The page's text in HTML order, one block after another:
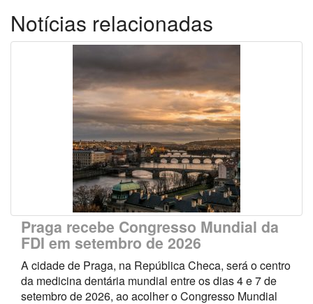
Notícias relacionadas
Praga recebe Congresso Mundial da
FDI em setembro de 2026
A cidade de Praga, na República Checa, será o centro
da medicina dentária mundial entre os dias 4 e 7 de
setembro de 2026, ao acolher o Congresso Mundial